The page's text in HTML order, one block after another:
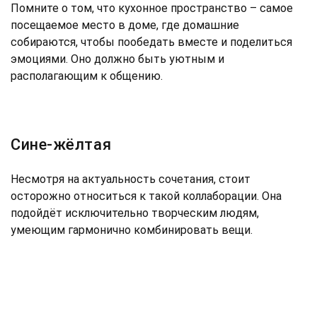
Помните о том, что кухонное пространство – самое
посещаемое место в доме, где домашние
собираются, чтобы пообедать вместе и поделиться
эмоциями. Оно должно быть уютным и
располагающим к общению.
Сине-жёлтая
Несмотря на актуальность сочетания, стоит
осторожно относиться к такой коллаборации. Она
подойдёт исключительно творческим людям,
умеющим гармонично комбинировать вещи.